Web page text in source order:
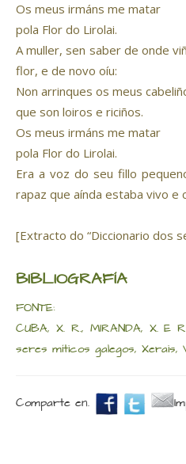
Os meus irmáns me matar
pola Flor do Lirolai.
A muller, sen saber de onde
flor, e de novo oíu:
Non arrinques os meus
que son loiros e riciños.
Os meus irmáns me matar
pola Flor do Lirolai.
Era a voz do seu fillo
rapaz que aínda estaba vivo e
[Extracto do “Diccionario dos
BIBLIOGRAFÍA
FONTE:
CUBA, X. R., MIRANDA, X. E
seres míticos galegos, Xerais,
Comparte en.